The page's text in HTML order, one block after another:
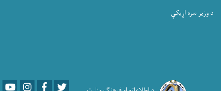
د وزیر سره اړیکې
YoutubeLinkedInFacebook